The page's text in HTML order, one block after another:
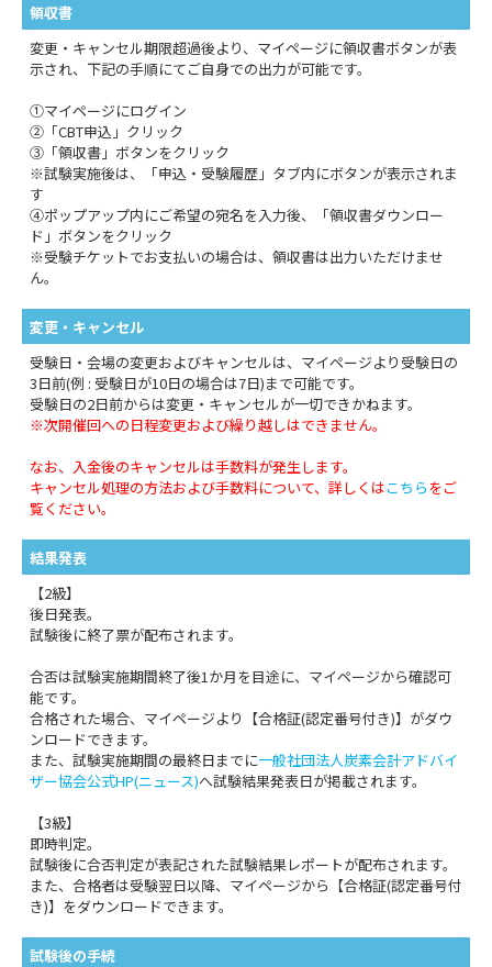
領収書
変更・キャンセル期限超過後より、マイページに領収書ボタンが表
示され、下記の手順にてご自身での出力が可能です。
①マイページにログイン
②「CBT申込」クリック
③「領収書」ボタンをクリック
※試験実施後は、「申込・受験履歴」タブ内にボタンが表示されま
す
④ポップアップ内にご希望の宛名を入力後、「領収書ダウンロー
ド」ボタンをクリック
※受験チケットでお支払いの場合は、領収書は出力いただけませ
ん。
変更・キャンセル
受験日・会場の変更およびキャンセルは、マイページより受験日の
3日前(例 : 受験日が10日の場合は7日)まで可能です。
受験日の2日前からは変更・キャンセルが一切できかねます。
※次開催回への日程変更および繰り越しはできません。
なお、入金後のキャンセルは手数料が発生します。
キャンセル処理の方法および手数料について、詳しくはこちらをご
覧ください。
結果発表
【2級】
後日発表。
試験後に終了票が配布されます。
合否は試験実施期間終了後1か月を目途に、マイページから確認可
能です。
合格された場合、マイページより【合格証(認定番号付き)】がダウ
ンロードできます。
また、試験実施期間の最終日までに一般社団法人炭素会計アドバイ
ザー協会公式HP(ニュース)へ試験結果発表日が掲載されます。
【3級】
即時判定。
試験後に合否判定が表記された試験結果レポートが配布されます。
また、合格者は受験翌日以降、マイページから【合格証(認定番号付
き)】をダウンロードできます。
試験後の手続